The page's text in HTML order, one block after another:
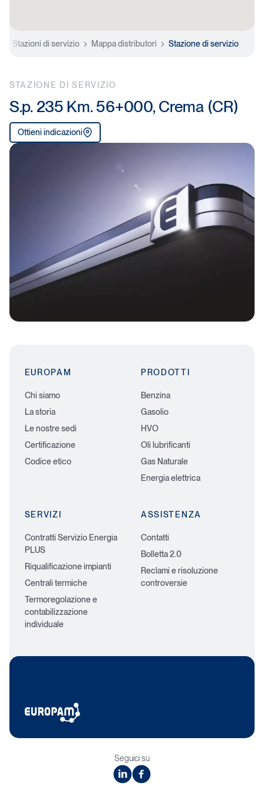
Stazioni di servizio Mappa distributori Stazione di servizio
STAZIONE DI SERVIZIO
S.p. 235 Km. 56+000, Crema (CR)
Ottieni indicazioni
EUROPAM
Chi siamo
La storia
Le nostre sedi
Certificazione
Codice etico
PRODOTTI
Benzina
Gasolio
HVO
Oli lubrificanti
Gas Naturale
Energia elettrica
SERVIZI
Contratti Servizio Energia
PLUS
Riqualificazione impianti
Centrali termiche
Termoregolazione e
contabilizzazione
individuale
ASSISTENZA
Contatti
Bolletta 2.0
Reclami e risoluzione
controversie
Seguici su
linkedinfacebook